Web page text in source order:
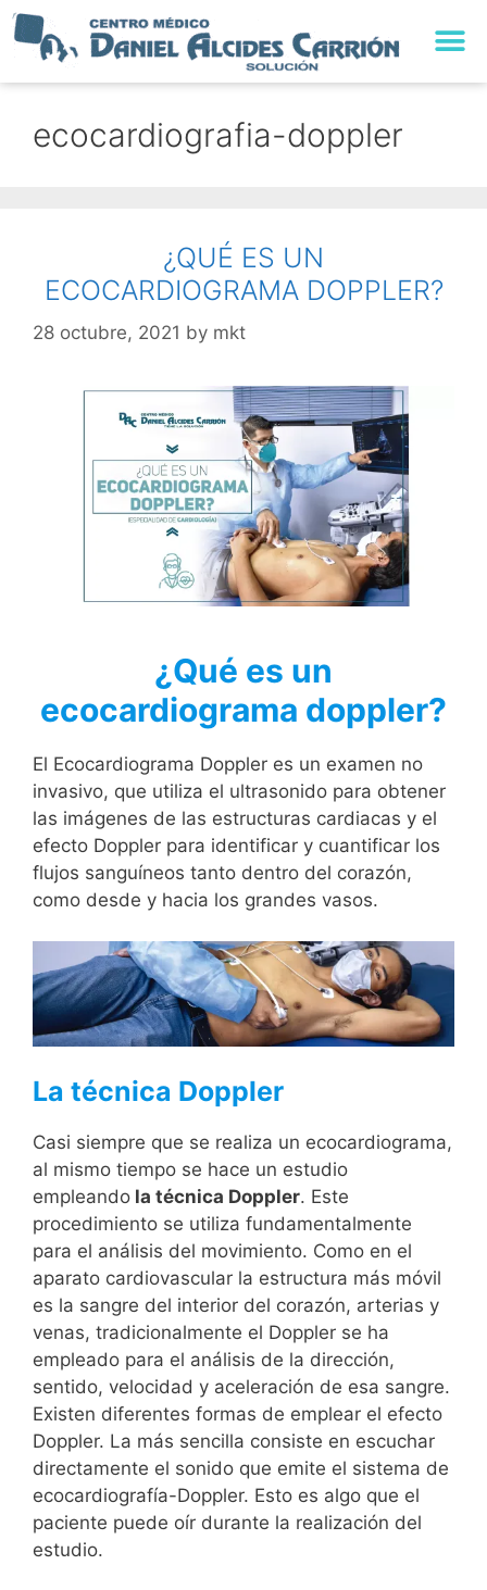
ecocardiografia-doppler
¿QUÉ ES UN
ECOCARDIOGRAMA DOPPLER?
28 octubre, 2021 by mkt
¿Qué es un
ecocardiograma doppler?
El Ecocardiograma Doppler es un examen no
invasivo, que utiliza el ultrasonido para obtener
las imágenes de las estructuras cardiacas y el
efecto Doppler para identificar y cuantificar los
flujos sanguíneos tanto dentro del corazón,
como desde y hacia los grandes vasos.
La técnica Doppler
Casi siempre que se realiza un ecocardiograma,
al mismo tiempo se hace un estudio
empleando la técnica Doppler. Este
procedimiento se utiliza fundamentalmente
para el análisis del movimiento. Como en el
aparato cardiovascular la estructura más móvil
es la sangre del interior del corazón, arterias y
venas, tradicionalmente el Doppler se ha
empleado para el análisis de la dirección,
sentido, velocidad y aceleración de esa sangre.
Existen diferentes formas de emplear el efecto
Doppler. La más sencilla consiste en escuchar
directamente el sonido que emite el sistema de
ecocardiografía-Doppler. Esto es algo que el
paciente puede oír durante la realización del
estudio.